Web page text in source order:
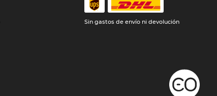
Sin gastos de envío ni devolución